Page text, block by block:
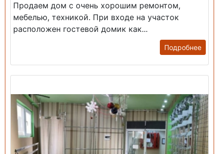
Продаем дом с очень хорошим ремонтом,
мебелью, техникой. При входе на участок
расположен гостевой домик как...
Подробнее